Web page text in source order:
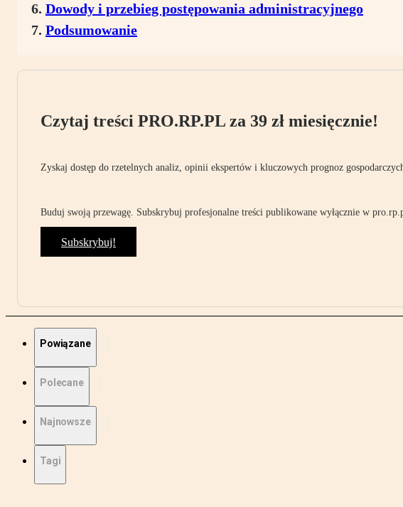
Dowody i przebieg postępowania administracyjnego
Podsumowanie
Czytaj treści PRO.RP.PL za 39 zł miesięcznie!
Zyskaj dostęp do rzetelnych analiz, opinii ekspertów i kluczowych prognoz
Buduj swoją przewagę. Subskrybuj profesjonalne treści publikowane wyłącznie w
Subskrybuj!
Powiązane
Polecane
Najnowsze
Tagi